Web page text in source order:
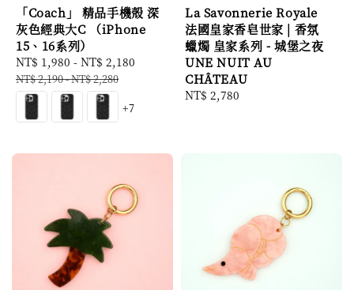
「Coach」 精品手機殼 深
灰色經典大C （iPhone
15、16系列）
Sale
price
NT$ 1,980 - NT$ 2,180
NT$ 2,190-NT$ 2,280
+7
La Savonnerie Royale
法國皇家香皂世家 | 香氛
蠟燭 皇家系列 - 城堡之夜
UNE NUIT AU
CHÂTEAU
Regular
NT$ 2,780